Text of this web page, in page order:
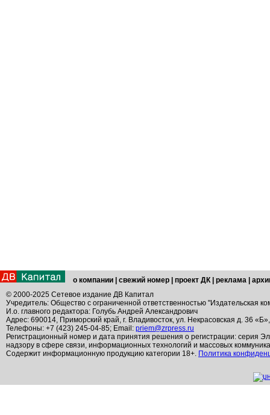
о компании свежий номер проект ДК реклама
© 2000-2025 Сетевое издание ДВ Капитал
Учредитель: Общество с ограниченной ответственностью "Издательская
И.о. главного редактора: Голубь Андрей Александрович
Адрес: 690014, Приморский край, г. Владивосток, ул. Некрасовская д. 36
Телефоны: +7 (423) 245-04-85; Email: priem@zrpress.ru
Регистрационный номер и дата принятия решения о регистрации: серия
надзору в сфере связи, информационных технологий и массовых
Содержит информационную продукцию категории 18+. Политика